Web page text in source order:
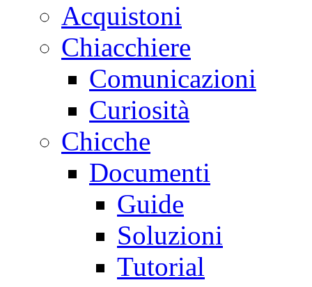
Acquistoni
Chiacchiere
Comunicazioni
Curiosità
Chicche
Documenti
Guide
Soluzioni
Tutorial